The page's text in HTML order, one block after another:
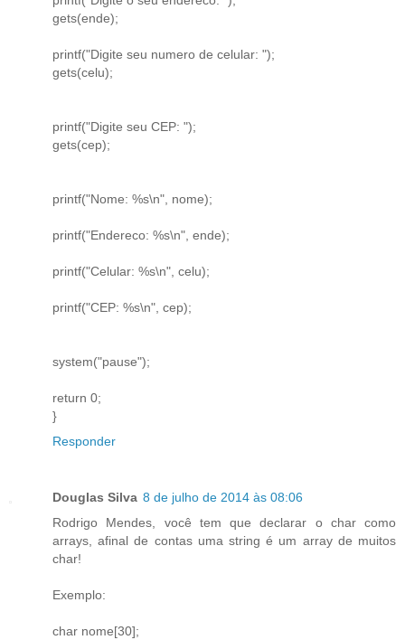
gets(ende);
printf("Digite seu numero de celular: ");
gets(celu);
printf("Digite seu CEP: ");
gets(cep);
printf("Nome: %s\n", nome);
printf("Endereco: %s\n", ende);
printf("Celular: %s\n", celu);
printf("CEP: %s\n", cep);
system("pause");
return 0;
}
Responder
Douglas Silva 8 de julho de 2014 às 08:06
Rodrigo Mendes, você tem que declarar o char como
arrays, afinal de contas uma string é um array de muitos
char!
Exemplo:
char nome[30];